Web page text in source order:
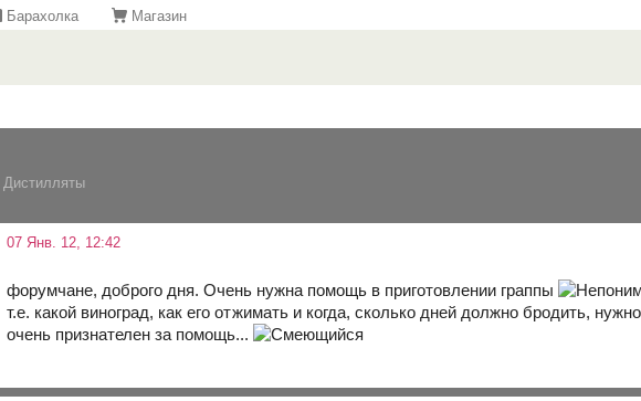
Барахолка Магазин
Дистилляты
07 Янв. 12, 12:42
форумчане, доброго дня. Очень нужна помощь в приготовлении граппы
т.е. какой виноград, как его отжимать и когда, сколько дней должно бродить,
очень признателен за помощь...